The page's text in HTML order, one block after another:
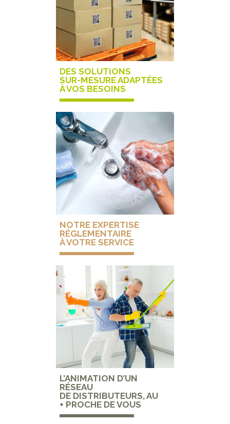
DES SOLUTIONS
SUR-MESURE ADAPTÉES
À VOS BESOINS
NOTRE EXPERTISE
RÉGLEMENTAIRE
À VOTRE SERVICE
L’ANIMATION D’UN
RÉSEAU
DE DISTRIBUTEURS, AU
+ PROCHE DE VOUS